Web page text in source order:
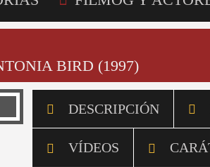
BIRD (1997)
DESCRIPCIÓN
VÍDEOS